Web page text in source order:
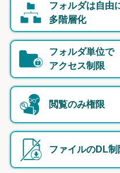
フォルダは自由
多階層化
フォルダ単位で
アクセス制限
閲覧のみ権限
ファイルのDL制